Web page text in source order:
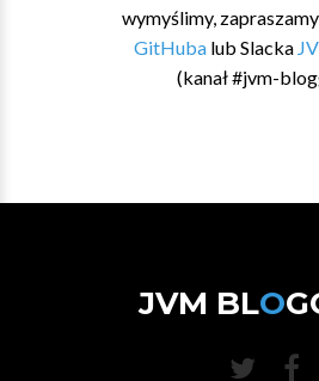
wymyślimy,
GitHubalub Slacka
(kanał #jvm-
JVM BLO